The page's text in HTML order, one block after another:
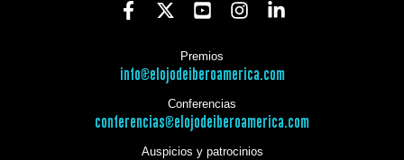
Premios
info@elojodeiberoamerica.com
Conferencias
conferencias@elojodeiberoamerica.com
Auspicios y patrocinios